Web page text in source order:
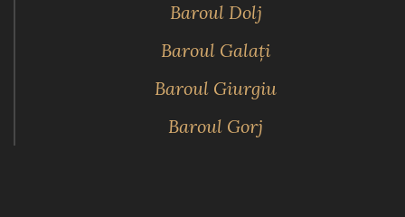
Baroul Dolj
Baroul Galaţi
Baroul Giurgiu
Baroul Gorj